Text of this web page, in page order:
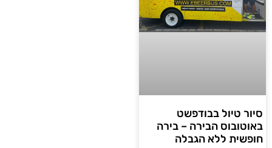
סיור טיול בבודפשט
באוטובוס הבירה – בירה
חופשית ללא הגבלה